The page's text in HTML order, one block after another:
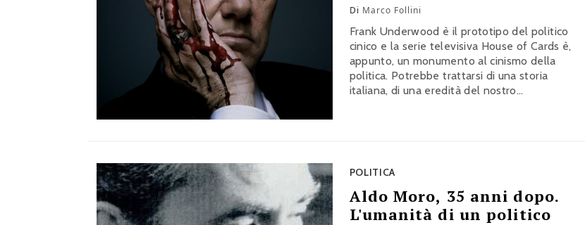
Di Marco Follini
Frank Underwood è il prototipo del politico
cinico e la serie televisiva House of Cards è,
appunto, un monumento al cinismo della
politica. Potrebbe trattarsi di una storia
italiana, di una eredità del nostro
POLITICA
Aldo Moro, 35 anni dopo.
L'umanità di un politico